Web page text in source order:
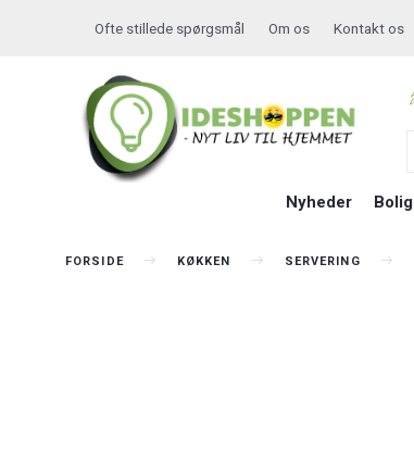
Ofte stillede spørgsmål Om os Kontakt os
Nyheder Bolig
FORSIDE KØKKEN SERVERING